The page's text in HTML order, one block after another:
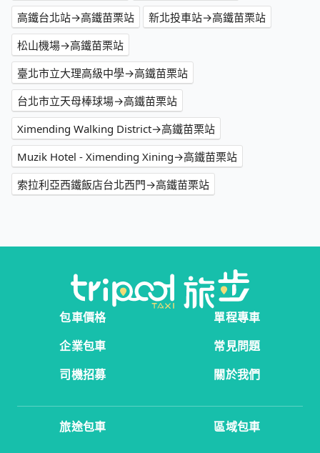
高鐵台北站→高鐵苗栗站
新北投車站→高鐵苗栗站
松山機場→高鐵苗栗站
臺北市立大理高級中學→高鐵苗栗站
台北市立天母棒球場→高鐵苗栗站
Ximending Walking District→高鐵苗栗站
Muzik Hotel - Ximending Xining→高鐵苗栗站
索拉利亞西鐵飯店台北西門→高鐵苗栗站
包車價格
單程專車
企業包車
常見問題
司機招募
關於我們
旅途包車 區域包車